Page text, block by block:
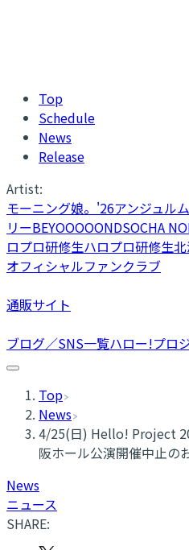
Top
Schedule
News
Release
Artist:
モーニング娘。'26アンジュルム
リーBEYOOOOONDSOCHA
ロプロ研修生ハロプロ研修生
オフィシャルファンクラブ
通販サイト
ブログ／SNS一覧ハロー!プロ
Top
News
4/25(日) Hello! Project
阪ホール公演開催中止の
News
ニュース
SHARE: